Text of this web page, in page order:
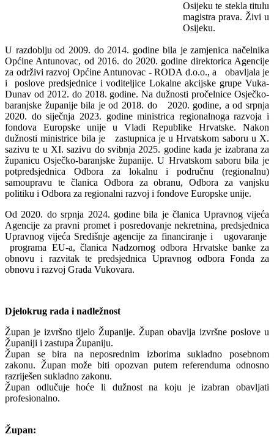
Osijeku te stekla titulu
magistra prava. Živi u
Osijeku.
U razdoblju od 2009. do 2014. godine bila je zamjenica načelnika
Općine Antunovac, od 2016. do 2020. godine direktorica Agencije
za održivi razvoj Općine Antunovac - RODA d.o.o., a obavljala je
i poslove predsjednice i voditeljice Lokalne akcijske grupe Vuka-
Dunav od 2012. do 2018. godine. Na dužnosti pročelnice Osječko-
baranjske županije bila je od 2018. do 2020. godine, a od srpnja
2020. do siječnja 2023. godine ministrica regionalnoga razvoja i
fondova Europske unije u Vladi Republike Hrvatske. Nakon
dužnosti ministrice bila je zastupnica je u Hrvatskom saboru u X.
sazivu te u XI. sazivu do svibnja 2025. godine kada je izabrana za
županicu Osječko-baranjske županije. U Hrvatskom saboru bila je
potpredsjednica Odbora za lokalnu i područnu (regionalnu)
samoupravu te članica Odbora za obranu, Odbora za vanjsku
politiku i Odbora za regionalni razvoj i fondove Europske unije.
Od 2020. do srpnja 2024. godine bila je članica Upravnog vijeća
Agencije za pravni promet i posredovanje nekretnina, predsjednica
Upravnog vijeća Središnje agencije za financiranje i ugovaranje
programa EU-a, članica Nadzornog odbora Hrvatske banke za
obnovu i razvitak te predsjednica Upravnog odbora Fonda za
obnovu i razvoj Grada Vukovara.
Djelokrug rada i nadležnost
Župan je izvršno tijelo Županije. Župan obavlja izvršne poslove u
Županiji i zastupa Županiju.
Župan se bira na neposrednim izborima sukladno posebnom
zakonu. Župan može biti opozvan putem referenduma odnosno
razriješen sukladno zakonu.
Župan odlučuje hoće li dužnost na koju je izabran obavljati
profesionalno.
Župan: